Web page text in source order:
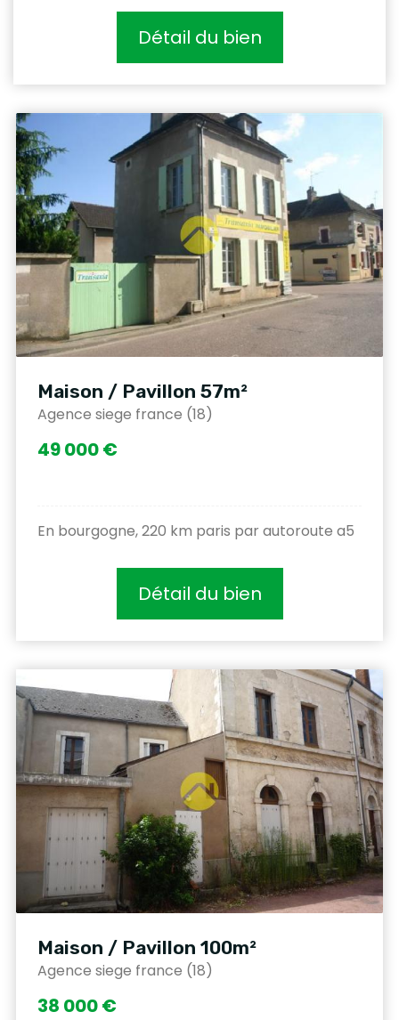
Détail du bien
Maison / Pavillon 57m²
Agence siege france (18)
49 000 €
En bourgogne, 220 km paris par autoroute a5
Détail du bien
Maison / Pavillon 100m²
Agence siege france (18)
38 000 €